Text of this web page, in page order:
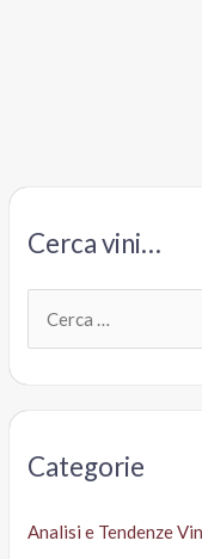
Cerca vini…
Categorie
Analisi e Tendenze